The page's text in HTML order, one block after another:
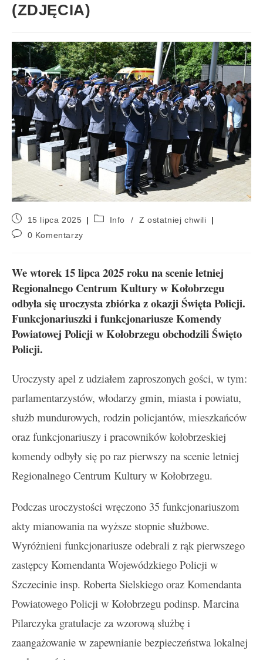
(ZDJĘCIA)
15 lipca 2025 Info /
Z ostatniej chwili
0 Komentarzy
We wtorek 15 lipca 2025 roku na scenie letniej
Regionalnego Centrum Kultury w Kołobrzegu
odbyła się uroczysta zbiórka z okazji Święta Policji.
Funkcjonariuszki i funkcjonariusze Komendy
Powiatowej Policji w Kołobrzegu obchodzili Święto
Policji.
Uroczysty apel z udziałem zaproszonych gości, w tym:
parlamentarzystów, włodarzy gmin, miasta i powiatu,
służb mundurowych, rodzin policjantów, mieszkańców
oraz funkcjonariuszy i pracowników kołobrzeskiej
komendy odbyły się po raz pierwszy na scenie letniej
Regionalnego Centrum Kultury w Kołobrzegu.
Podczas uroczystości wręczono 35 funkcjonariuszom
akty mianowania na wyższe stopnie służbowe.
Wyróżnieni funkcjonariusze odebrali z rąk pierwszego
zastępcy Komendanta Wojewódzkiego Policji w
Szczecinie insp. Roberta Sielskiego oraz Komendanta
Powiatowego Policji w Kołobrzegu podinsp. Marcina
Pilarczyka gratulacje za wzorową służbę i
zaangażowanie w zapewnianie bezpieczeństwa lokalnej